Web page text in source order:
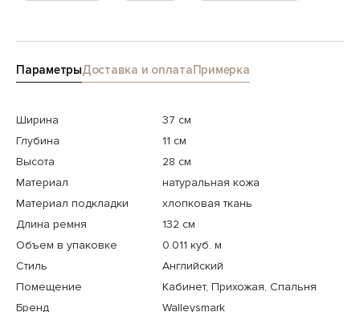
ПараметрыДоставка и оплатаПримерка
Ширина
37 см
Глубина
11 см
Высота
28 см
Материал
натуральная кожа
Материал подкладки
хлопковая ткань
Длина ремня
132 см
Объем в упаковке
0.011 куб. м
Стиль
Английский
Помещение
Кабинет, Прихожая, Спальня
Бренд
Walleysmark